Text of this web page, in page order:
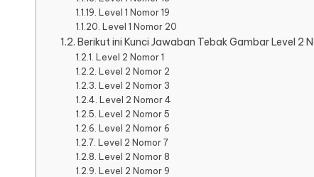
Level 1 Nomor 19
Level 1 Nomor 20
Berikut ini Kunci Jawaban Tebak Gambar Level 2
Level 2 Nomor 1
Level 2 Nomor 2
Level 2 Nomor 3
Level 2 Nomor 4
Level 2 Nomor 5
Level 2 Nomor 6
Level 2 Nomor 7
Level 2 Nomor 8
Level 2 Nomor 9